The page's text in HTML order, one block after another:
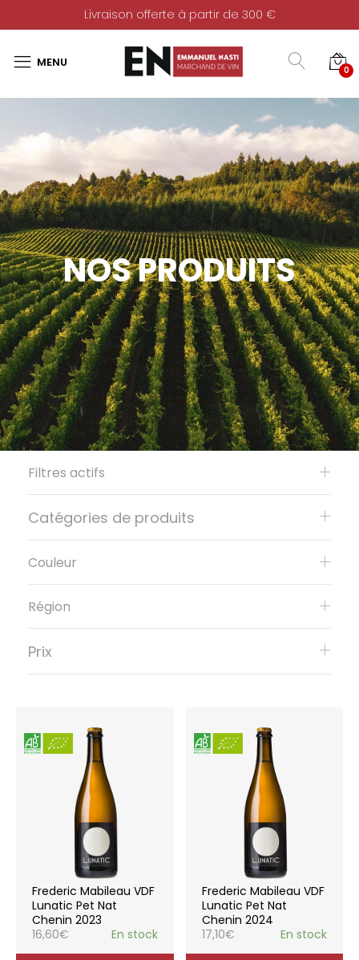
Livraison offerte à partir de 300 €
0
NOS PRODUITS
Frederic Mabileau VDF
Lunatic Pet Nat
Chenin 2023
16,60€ En stock
Frederic Mabileau VDF
Lunatic Pet Nat
Chenin 2024
17,10€ En stock
Filtres actifs
Catégories de produits
Couleur
Région
Prix